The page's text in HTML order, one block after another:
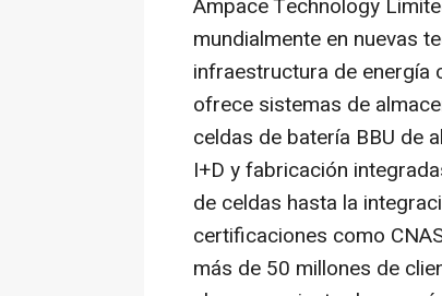
Ampace Technology
mundialmente en nuevas
infraestructura de energía
ofrece sistemas de
celdas de batería BBU de
I+D y fabricación
de celdas hasta la
certificaciones como
más de 50 millones de